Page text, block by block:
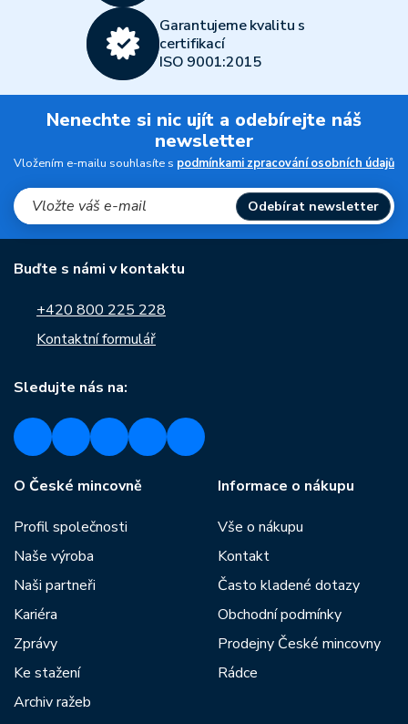
Garantujeme kvalitu s
certifikací
ISO 9001:2015
Nenechte si nic ujít a odebírejte náš
newsletter
Vložením e-mailu souhlasíte s podmínkami zpracování osobních údajů
Odebírat newsletter
Buďte s námi v kontaktu
+420 800 225 228
Kontaktní formulář
Sledujte nás na:
O České mincovně
Profil společnosti
Naše výroba
Naši partneři
Kariéra
Zprávy
Ke stažení
Archiv ražeb
Informace o nákupu
Vše o nákupu
Kontakt
Často kladené dotazy
Obchodní podmínky
Prodejny České mincovny
Rádce